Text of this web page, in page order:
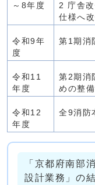
～8年度
2 庁舎
仕様へ改
令和9年
度
第1期消
令和11
年度
第2期消
めの整備
令和12
年度
全9消防
「京都府南部
設計業務」の